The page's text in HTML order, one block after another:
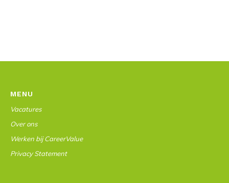
MENU
Vacatures
Over ons
Werken bij CareerValue
Privacy Statement